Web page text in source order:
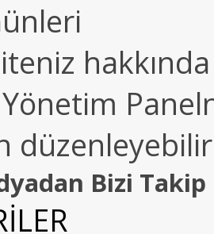
Yönetim
Bizi Takip